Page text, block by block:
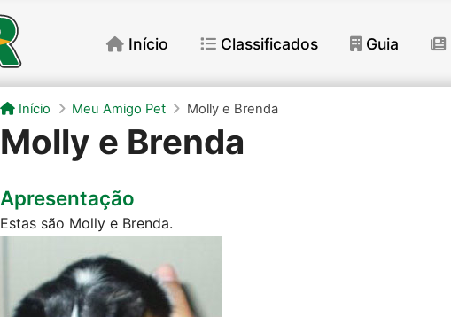
Início Classificados Guia
Início Meu Amigo Pet Molly e Brenda
Molly e Brenda
Apresentação
Estas são Molly e Brenda.